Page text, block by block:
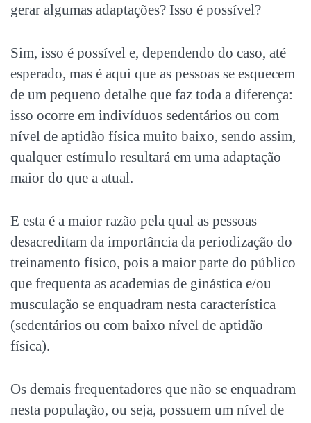
gerar algumas adaptações? Isso é possível?
Sim, isso é possível e, dependendo do caso, até
esperado, mas é aqui que as pessoas se esquecem
de um pequeno detalhe que faz toda a diferença:
isso ocorre em indivíduos sedentários ou com
nível de aptidão física muito baixo, sendo assim,
qualquer estímulo resultará em uma adaptação
maior do que a atual.
E esta é a maior razão pela qual as pessoas
desacreditam da importância da periodização do
treinamento físico, pois a maior parte do público
que frequenta as academias de ginástica e/ou
musculação se enquadram nesta característica
(sedentários ou com baixo nível de aptidão
física).
Os demais frequentadores que não se enquadram
nesta população, ou seja, possuem um nível de